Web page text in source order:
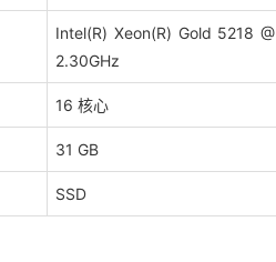
Intel(R) Xeon(R) Gold 5218 @
2.30GHz
16 核心
31 GB
SSD